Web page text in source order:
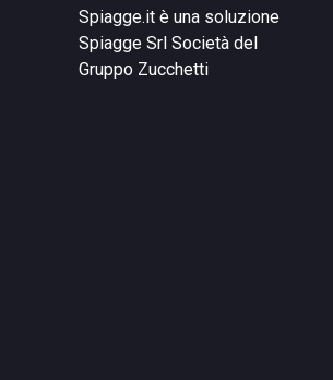
Spiagge.it è una soluzione
Spiagge Srl Società del
Gruppo Zucchetti